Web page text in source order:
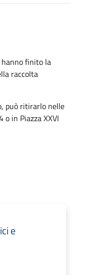
finito la
raccolta
può ritirarlo nelle
o in Piazza XXVI
e